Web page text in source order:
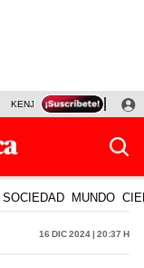
KENJI FUJIMORI
SOCIEDAD MUNDO
16 Dic 2024 | 20:37 h